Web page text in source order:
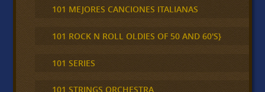
101 MEJORES CANCIONES ITALIANAS
101 ROCK N ROLL OLDIES OF 50 AND 60'S}
101 SERIES
101 STRINGS ORCHESTRA